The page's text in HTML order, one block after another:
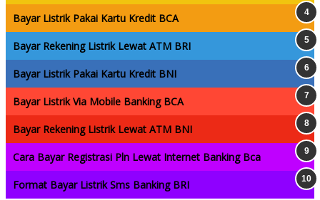
Bayar Listrik Pakai Kartu Kredit BCA
Bayar Rekening Listrik Lewat ATM BRI
Bayar Listrik Pakai Kartu Kredit BNI
Bayar Listrik Via Mobile Banking BCA
Bayar Rekening Listrik Lewat ATM BNI
Cara Bayar Registrasi Pln Lewat Internet Banking Bca
Format Bayar Listrik Sms Banking BRI